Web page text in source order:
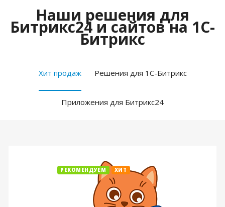
Наши решения для
Битрикс24 и сайтов на 1С-
Битрикс
Хит продаж Решения для 1С-Битрикс
Приложения для Битрикс24
РЕКОМЕНДУЕМ ХИТ